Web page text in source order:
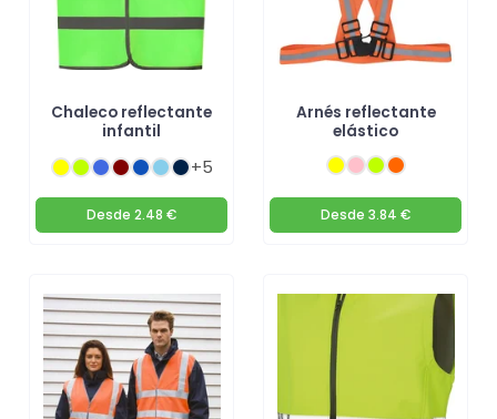
Chaleco reflectante
infantil
+5
Desde 2.48 €
Arnés reflectante
elástico
Desde 3.84 €